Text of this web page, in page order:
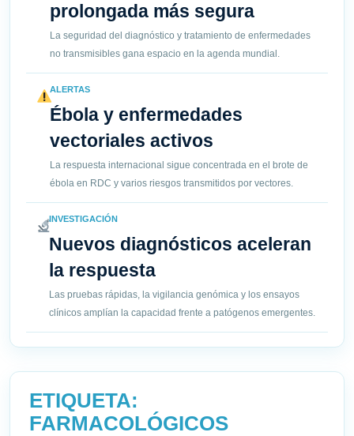
prolongada más segura
La seguridad del diagnóstico y tratamiento de enfermedades
no transmisibles gana espacio en la agenda mundial.
ALERTAS
Ébola y enfermedades
vectoriales activos
La respuesta internacional sigue concentrada en el brote de
ébola en RDC y varios riesgos transmitidos por vectores.
INVESTIGACIÓN
Nuevos diagnósticos aceleran
la respuesta
Las pruebas rápidas, la vigilancia genómica y los ensayos
clínicos amplían la capacidad frente a patógenos emergentes.
ETIQUETA:
FARMACOLÓGICOS